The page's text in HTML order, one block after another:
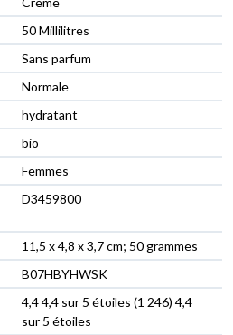
‎50 Millilitres
‎Sans parfum
‎Normale
‎hydratant
‎bio
‎Femmes
‎D3459800
‎11,5 x 4,8 x 3,7 cm; 50 grammes
‎B07HBYHWSK
4,4 4,4 sur 5 étoiles (1 246) 4,4
sur 5 étoiles